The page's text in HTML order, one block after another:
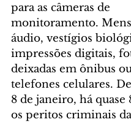
para as câmeras de
monitoramento.
áudio, vestígios
impressões digitais,
deixadas em ônibus
telefones celulares.
8 de janeiro, há quase
os peritos criminais